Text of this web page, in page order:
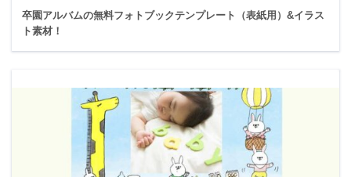
卒園アルバムの無料フォトブックテンプレート（表紙用）&イラス
ト素材！